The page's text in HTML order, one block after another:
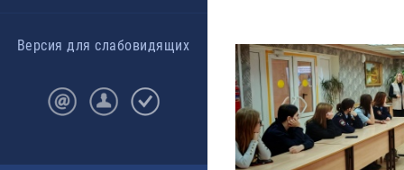
Версия для слабовидящих